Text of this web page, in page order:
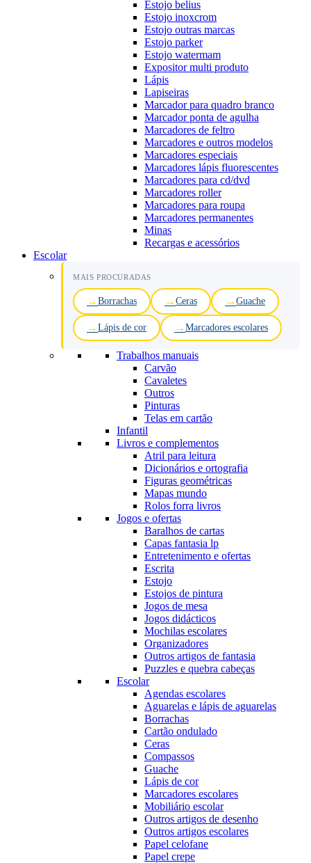
Estojo belius
Estojo inoxcrom
Estojo outras marcas
Estojo parker
Estojo watermam
Expositor multi produto
Lápis
Lapiseiras
Marcador para quadro branco
Marcador ponta de agulha
Marcadores de feltro
Marcadores e outros modelos
Marcadores especiais
Marcadores lápis fluorescentes
Marcadores para cd/dvd
Marcadores roller
Marcadores para roupa
Marcadores permanentes
Minas
Recargas e acessórios
Escolar
MAIS PROCURADAS
Borrachas Ceras Guache
Lápis de cor Marcadores escolares
Trabalhos manuais
Carvão
Cavaletes
Outros
Pinturas
Telas em cartão
Infantil
Livros e complementos
Atril para leitura
Dicionários e ortografia
Figuras geométricas
Mapas mundo
Rolos forra livros
Jogos e ofertas
Baralhos de cartas
Capas fantasia lp
Entretenimento e ofertas
Escrita
Estojo
Estojos de pintura
Jogos de mesa
Jogos didácticos
Mochilas escolares
Organizadores
Outros artigos de fantasia
Puzzles e quebra cabeças
Escolar
Agendas escolares
Aguarelas e lápis de aguarelas
Borrachas
Cartão ondulado
Ceras
Compassos
Guache
Lápis de cor
Marcadores escolares
Mobiliário escolar
Outros artigos de desenho
Outros artigos escolares
Papel celofane
Papel crepe